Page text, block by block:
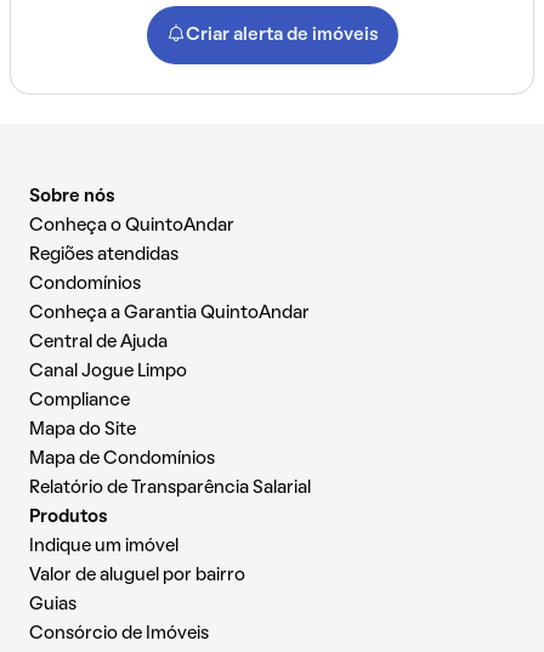
Criar alerta de imóveis
Sobre nós
Conheça o QuintoAndar
Regiões atendidas
Condomínios
Conheça a Garantia QuintoAndar
Central de Ajuda
Canal Jogue Limpo
Compliance
Mapa do Site
Mapa de Condomínios
Relatório de Transparência Salarial
Produtos
Indique um imóvel
Valor de aluguel por bairro
Guias
Consórcio de Imóveis